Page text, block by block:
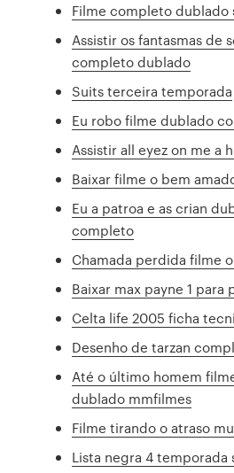
Filme completo dublado
Assistir os fantasmas de
completo dublado
Suits terceira temporada
Eu robo filme dublado
Assistir all eyez on me a
Baixar filme o bem
Eu a patroa e as crian
completo
Chamada perdida filme
Baixar max payne 1
Celta life 2005 ficha
Desenho de tarzan
Até o último homem
dublado mmfilmes
Filme tirando o atraso
Lista negra 4 temporada